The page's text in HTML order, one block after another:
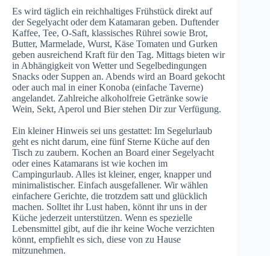
Es wird täglich ein reichhaltiges Frühstück direkt auf
der Segelyacht oder dem Katamaran geben. Duftender
Kaffee, Tee, O-Saft, klassisches Rührei sowie Brot,
Butter, Marmelade, Wurst, Käse Tomaten und Gurken
geben ausreichend Kraft für den Tag. Mittags bieten wir
in Abhängigkeit von Wetter und Segelbedingungen
Snacks oder Suppen an. Abends wird an Board gekocht
oder auch mal in einer Konoba (einfache Taverne)
angelandet. Zahlreiche alkoholfreie Getränke sowie
Wein, Sekt, Aperol und Bier stehen Dir zur Verfügung.
Ein kleiner Hinweis sei uns gestattet: Im Segelurlaub
geht es nicht darum, eine fünf Sterne Küche auf den
Tisch zu zaubern. Kochen an Board einer Segelyacht
oder eines Katamarans ist wie kochen im
Campingurlaub. Alles ist kleiner, enger, knapper und
minimalistischer. Einfach ausgefallener. Wir wählen
einfachere Gerichte, die trotzdem satt und glücklich
machen. Solltet ihr Lust haben, könnt ihr uns in der
Küche jederzeit unterstützen. Wenn es spezielle
Lebensmittel gibt, auf die ihr keine Woche verzichten
könnt, empfiehlt es sich, diese von zu Hause
mitzunehmen.